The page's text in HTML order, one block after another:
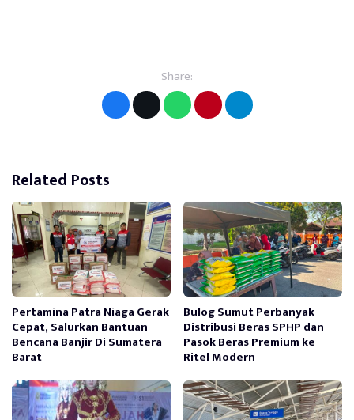
Share:
Related Posts
Pertamina Patra Niaga Gerak
Cepat, Salurkan Bantuan
Bencana Banjir Di Sumatera
Barat
Bulog Sumut Perbanyak
Distribusi Beras SPHP dan
Pasok Beras Premium ke
Ritel Modern